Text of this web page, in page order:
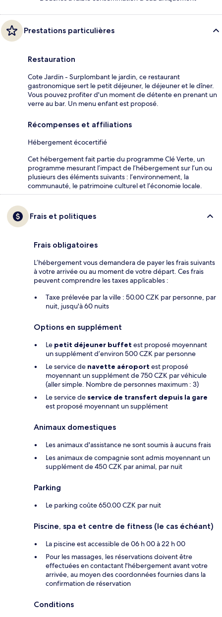
Prestations particulières
Restauration
Cote Jardin - Surplombant le jardin, ce restaurant
gastronomique sert le petit déjeuner, le déjeuner et le dîner.
Vous pouvez profiter d'un moment de détente en prenant un
verre au bar. Un menu enfant est proposé.
Récompenses et affiliations
Hébergement écocertifié
Cet hébergement fait partie du programme Clé Verte, un
programme mesurant l’impact de l’hébergement sur l’un ou
plusieurs des éléments suivants : l’environnement, la
communauté, le patrimoine culturel et l’économie locale.
Frais et politiques
Frais obligatoires
L’hébergement vous demandera de payer les frais suivants
à votre arrivée ou au moment de votre départ. Ces frais
peuvent comprendre les taxes applicables :
Taxe prélevée par la ville : 50.00 CZK par personne, par
nuit, jusqu'à 60 nuits
Options en supplément
Le petit déjeuner buffet est proposé moyennant
un supplément d’environ 500 CZK par personne
Le service de navette aéroport est proposé
moyennant un supplément de 750 CZK par véhicule
(aller simple. Nombre de personnes maximum : 3)
Le service de service de transfert depuis la gare
est proposé moyennant un supplément
Animaux domestiques
Les animaux d'assistance ne sont soumis à aucuns frais
Les animaux de compagnie sont admis moyennant un
supplément de 450 CZK par animal, par nuit
Parking
Le parking coûte 650.00 CZK par nuit
Piscine, spa et centre de fitness (le cas échéant)
La piscine est accessible de 06 h 00 à 22 h 00
Pour les massages, les réservations doivent être
effectuées en contactant l'hébergement avant votre
arrivée, au moyen des coordonnées fournies dans la
confirmation de réservation
Conditions